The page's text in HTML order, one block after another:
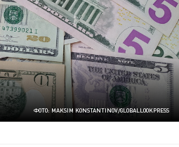
ФОТО: MAKSIM KONSTANTINOV/GLOBALLOOKPRESS